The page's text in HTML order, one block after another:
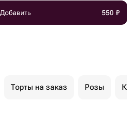
Добавить 550 ₽
Торты на заказ Розы